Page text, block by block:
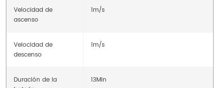
Velocidad de
ascenso
1m/s
Velocidad de
descenso
1m/s
Duración de la
13Min